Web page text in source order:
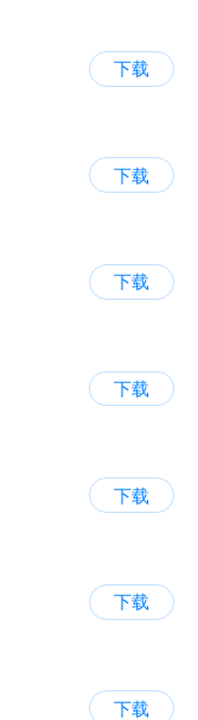
下载
下载
下载
下载
下载
下载
下载